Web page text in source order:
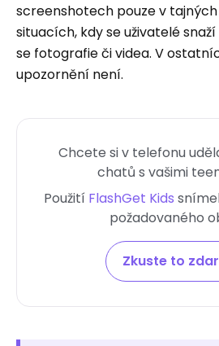
screenshotech pouze v
situacích, kdy se uživatelé
se fotografie či videa. V
upozornění není.
Chcete si v telefonu
chatů s vašimi
Použití FlashGet Kids
požadovaného
Zkuste to